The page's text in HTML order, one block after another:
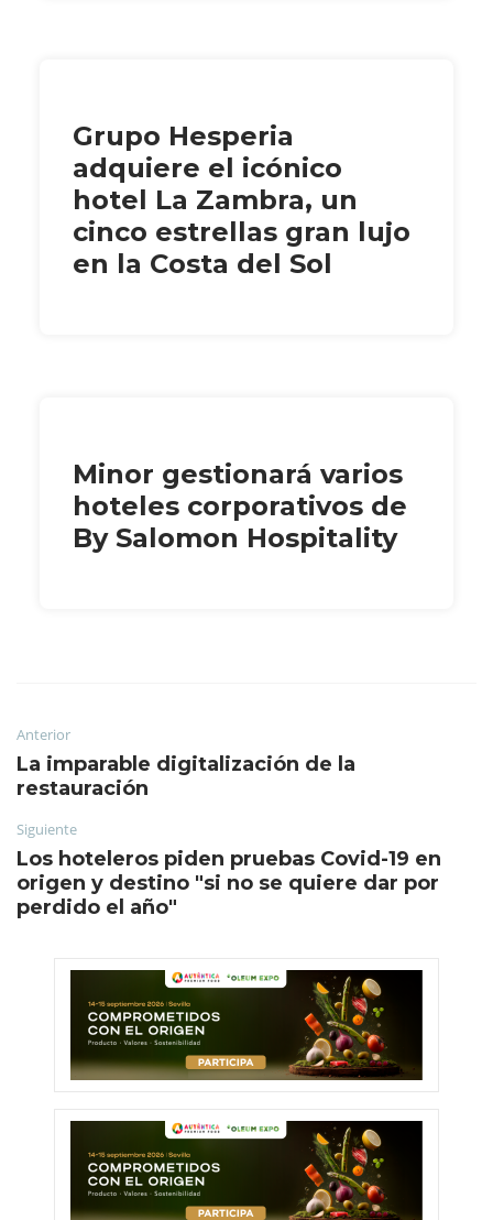
Grupo Hesperia
adquiere el icónico
hotel La Zambra, un
cinco estrellas gran lujo
en la Costa del Sol
Minor gestionará varios
hoteles corporativos de
By Salomon Hospitality
Anterior
La imparable digitalización de la
restauración
Siguiente
Los hoteleros piden pruebas Covid-19 en
origen y destino "si no se quiere dar por
perdido el año"